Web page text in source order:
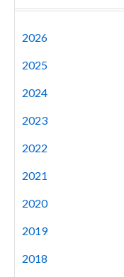
2026
2025
2024
2023
2022
2021
2020
2019
2018